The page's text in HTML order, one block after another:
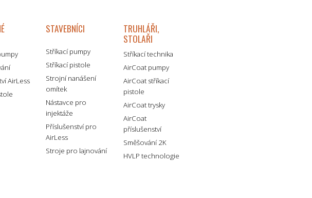
AirLess
STAVEBNÍCI
Stříkací pumpy
Stříkací pistole
Strojní nanášení
omítek
Nástavce pro
injektáže
Příslušenství pro
AirLess
Stroje pro lajnování
TRUHLÁŘI,
STOLAŘI
Stříkací technika
AirCoat pumpy
AirCoat stříkací
pistole
AirCoat trysky
AirCoat
příslušenství
Směšování 2K
HVLP technologie